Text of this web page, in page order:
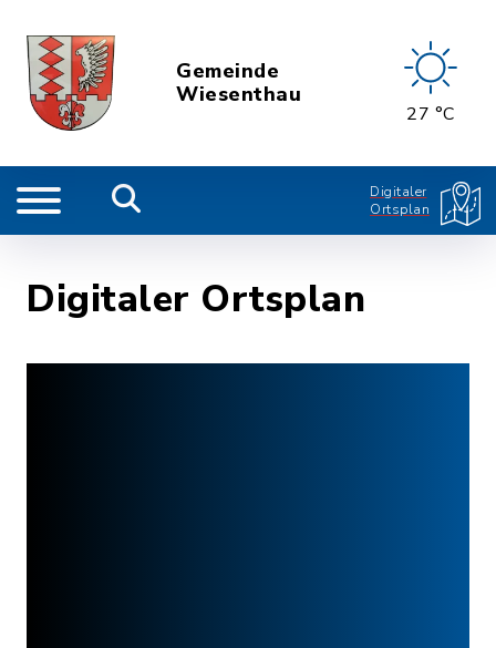
Gemeinde
Wiesenthau
27 °C
Digitaler
Ortsplan
Digitaler Ortsplan